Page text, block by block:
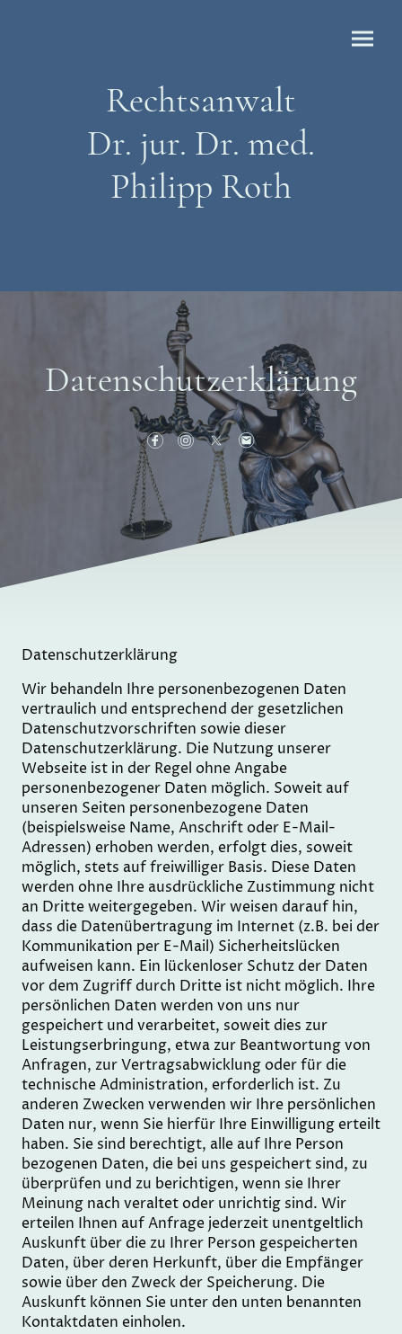
Rechtsanwalt
Dr. jur. Dr. med.
Philipp Roth
Datenschutzerklärung
Datenschutzerklärung
Wir behandeln Ihre personenbezogenen Daten
vertraulich und entsprechend der gesetzlichen
Datenschutzvorschriften sowie dieser
Datenschutzerklärung. Die Nutzung unserer
Webseite ist in der Regel ohne Angabe
personenbezogener Daten möglich. Soweit auf
unseren Seiten personenbezogene Daten
(beispielsweise Name, Anschrift oder E-Mail-
Adressen) erhoben werden, erfolgt dies, soweit
möglich, stets auf freiwilliger Basis. Diese Daten
werden ohne Ihre ausdrückliche Zustimmung nicht
an Dritte weitergegeben. Wir weisen darauf hin,
dass die Datenübertragung im Internet (z.B. bei der
Kommunikation per E-Mail) Sicherheitslücken
aufweisen kann. Ein lückenloser Schutz der Daten
vor dem Zugriff durch Dritte ist nicht möglich. Ihre
persönlichen Daten werden von uns nur
gespeichert und verarbeitet, soweit dies zur
Leistungserbringung, etwa zur Beantwortung von
Anfragen, zur Vertragsabwicklung oder für die
technische Administration, erforderlich ist. Zu
anderen Zwecken verwenden wir Ihre persönlichen
Daten nur, wenn Sie hierfür Ihre Einwilligung erteilt
haben. Sie sind berechtigt, alle auf Ihre Person
bezogenen Daten, die bei uns gespeichert sind, zu
überprüfen und zu berichtigen, wenn sie Ihrer
Meinung nach veraltet oder unrichtig sind. Wir
erteilen Ihnen auf Anfrage jederzeit unentgeltlich
Auskunft über die zu Ihrer Person gespeicherten
Daten, über deren Herkunft, über die Empfänger
sowie über den Zweck der Speicherung. Die
Auskunft können Sie unter den unten benannten
Kontaktdaten einholen.